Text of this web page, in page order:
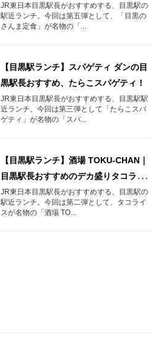
JR東日本目黒駅長がおすすめする、目黒駅の
駅近ランチ。今回は第五弾として、「目黒の
さんま定食」が名物の「...
【目黒駅ランチ】スパゲティ ダンの目
黒駅長おすすめ、たらこスパゲティ！
JR東日本目黒駅長がおすすめする、目黒駅駅
近ランチ。今回は第三弾として「たらこスパ
ゲティ」が名物の「スパ...
【目黒駅ランチ】酒場 TOKU-CHAN｜
目黒駅長おすすめのデカ盛りタコライ
ス！
JR東日本目黒駅長がおすすめする、目黒駅の
駅近ランチ。今回は第二弾として、タコライ
スが名物の「酒場 TO...